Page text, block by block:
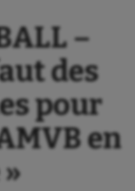
–
des
pour
en